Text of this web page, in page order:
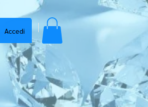
Accedi